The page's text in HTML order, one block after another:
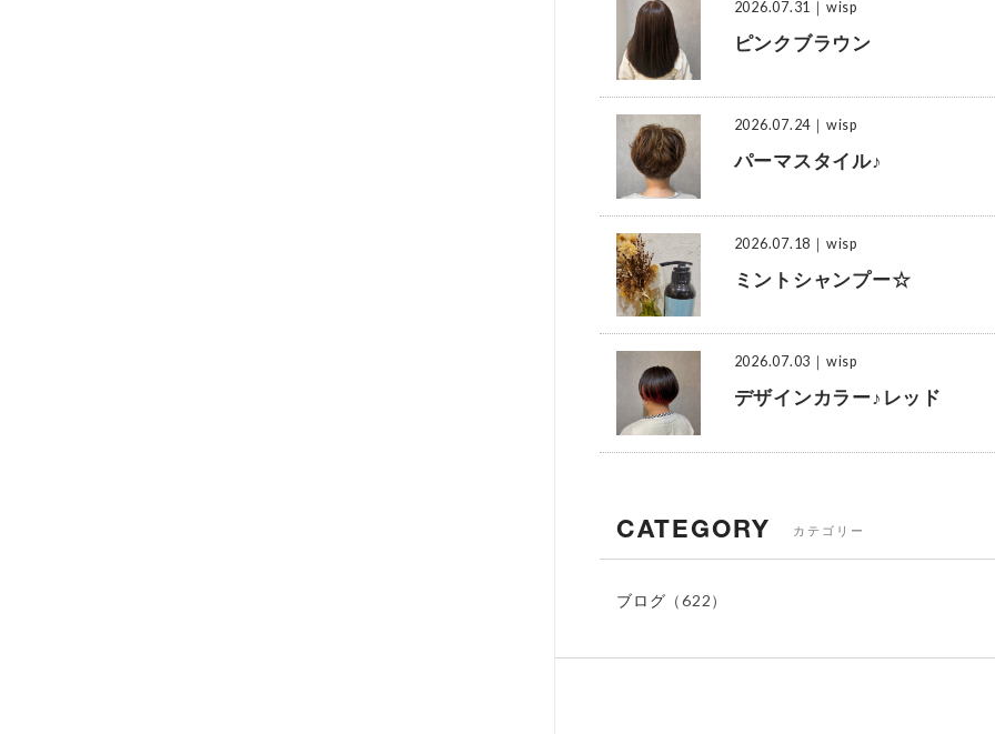
2026.07.31 ｜wisp
ピンクブラウン
2026.07.24 ｜wisp
パーマスタイル♪
2026.07.18 ｜wisp
ミントシャンプー☆
2026.07.03 ｜wisp
デザインカラー♪レッド
CATEGORY カテゴリー
ブログ （622）